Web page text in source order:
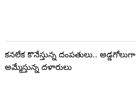
కనలేక కొనేస్తున్న దంపతులు.. అడ్డగోలుగా
అమ్మేస్తున్న దళారులు